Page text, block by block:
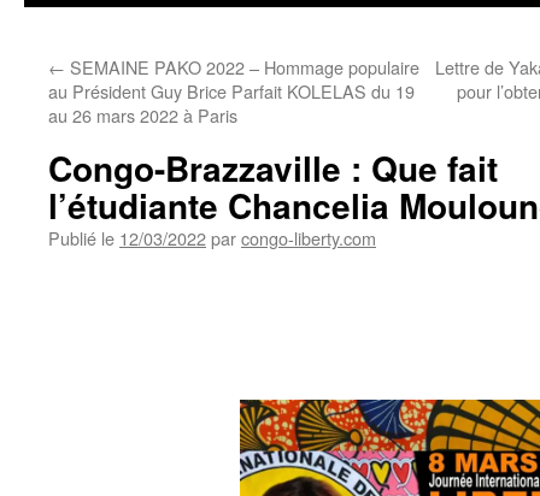
← SEMAINE PAKO 2022 – Hommage populaire
au Président Guy Brice Parfait KOLELAS du 19
au 26 mars 2022 à Paris
Lettre de
pour
Congo-Brazzaville : Que fait
l’étudiante Chancelia
Publié le 12/03/2022parcongo-liberty.com